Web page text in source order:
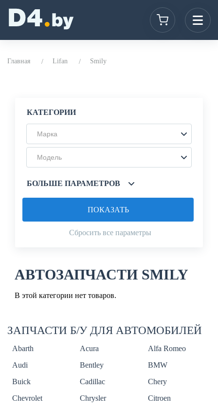
Главная Lifan Smily
КАТЕГОРИИ
Марка
Модель
БОЛЬШЕ ПАРАМЕТРОВ
Сбросить все параметры
ПОКАЗАТЬ
АВТОЗАПЧАСТИ SMILY
В этой категории нет товаров.
ЗАПЧАСТИ Б/У ДЛЯ АВТОМОБИЛЕЙ
Abarth Acura
Alfa Romeo
Audi
Bentley
BMW
Buick
Cadillac
Chery
Chevrolet
Chrysler
Citroen